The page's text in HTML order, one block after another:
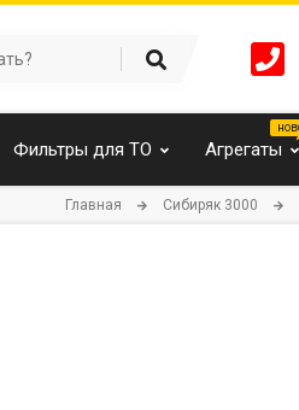
Фильтры для ТО Агрегаты
Главная Cибиряк 3000